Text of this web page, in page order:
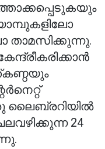
താമസിക്കുന്നു.
ലൈബ്രറിയിൽ
24